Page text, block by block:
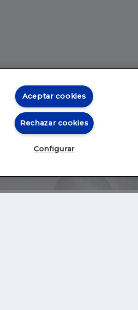
Aceptar cookies
Rechazar cookies
Configurar